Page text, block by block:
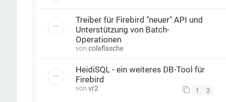
Treiber für Firebird "neuer" API und
Unterstützung von Batch-
Operationen
von colaflasche
HeidiSQL - ein weiteres DB-Tool für
Firebird
von vr2 1 2